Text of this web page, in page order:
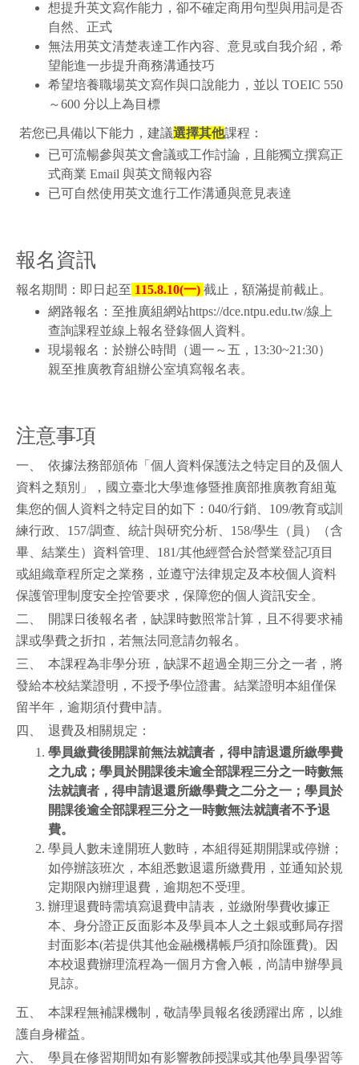
想提升英文寫作能力，卻不確定商用句型與用詞是否
自然、正式
無法用英文清楚表達工作內容、意見或自我介紹，希
望能進一步提升商務溝通技巧
希望培養職場英文寫作與口說能力，並以 TOEIC 550
～600 分以上為目標
若您已具備以下能力，建議選擇其他課程：
已可流暢參與英文會議或工作討論，且能獨立撰寫正
式商業 Email 與英文簡報內容
已可自然使用英文進行工作溝通與意見表達
報名資訊
報名期間：即日起至 115.8.10(一) 截止，額滿提前截止。
網路報名：至推廣組網站https://dce.ntpu.edu.tw/線上
查詢課程並線上報名登錄個人資料。
現場報名：於辦公時間（週一～五， 13:30~21:30）
親至推廣教育組辦公室填寫報名表。
注意事項
一、 依據法務部頒佈「個人資料保護法之特定目的及個人
資料之類別」，國立臺北大學進修暨推廣部推廣教育組蒐
集您的個人資料之特定目的如下：040/行銷、109/教育或訓
練行政、157/調查、統計與研究分析、158/學生（員）（含
畢、結業生）資料管理、181/其他經營合於營業登記項目
或組織章程所定之業務，並遵守法律規定及本校個人資料
保護管理制度安全控管要求，保障您的個人資訊安全。
二、 開課日後報名者，缺課時數照常計算，且不得要求補
課或學費之折扣，若無法同意請勿報名。
三、 本課程為非學分班，缺課不超過全期三分之一者，將
發給本校結業證明，不授予學位證書。結業證明本組僅保
留半年，逾期須付費申請。
四、 退費及相關規定：
學員繳費後開課前無法就讀者，得申請退還所繳學費
之九成；學員於開課後未逾全部課程三分之一時數無
法就讀者，得申請退還所繳學費之二分之一；學員於
開課後逾全部課程三分之一時數無法就讀者不予退
費。
學員人數未達開班人數時，本組得延期開課或停辦；
如停辦該班次，本組悉數退還所繳費用，並通知於規
定期限內辦理退費，逾期恕不受理。
辦理退費時需填寫退費申請表，並繳附學費收據正
本、身分證正反面影本及學員本人之土銀或郵局存摺
封面影本(若提供其他金融機構帳戶須扣除匯費)。因
本校退費辦理流程為一個月方會入帳，尚請申辦學員
見諒。
五、 本課程無補課機制，敬請學員報名後踴躍出席，以維
護自身權益。
六、 學員在修習期間如有影響教師授課或其他學員學習等